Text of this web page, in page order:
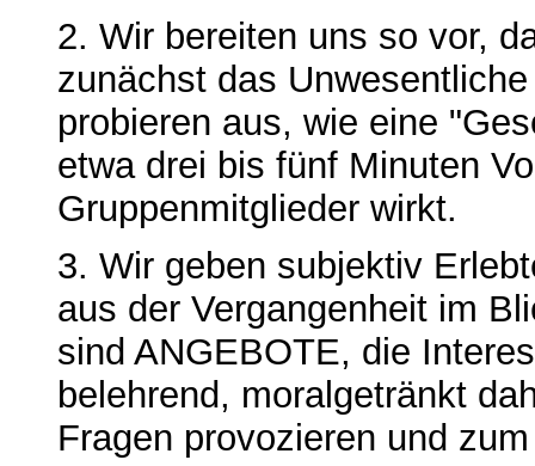
2. Wir bereiten uns so vor,
zunächst das
probieren aus, wie eine
etwa drei bis fünf Minuten
Gruppenmitglieder wirkt.
3. Wir geben subjektiv
aus der Vergangenheit im
sind ANGEBOTE, die
belehrend, moralgetränkt
Fragen provozieren und